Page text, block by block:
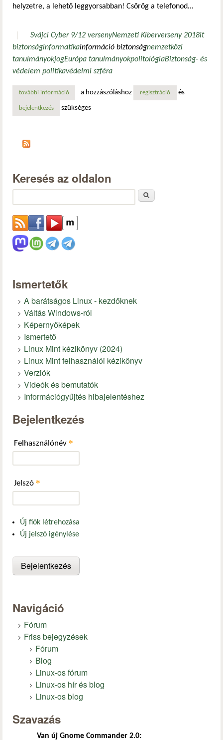
helyzetre, a lehető leggyorsabban! Csörög a telefonod…
Svájci Cyber 9/12 versenyNemzeti Kiberverseny 2018it
biztonságinformatikainformáció biztonságnemzetközi
tanulmányokjogEurópa tanulmányokpolitológiaBiztonság- és
védelem politikavédelmi szféra
további információnemzeti kiberverseny 2018 tartalommal kapcsolatosan
a hozzászóláshoz regisztráció és
bejelentkezés szükséges
Keresés az oldalon
Ismertetők
A barátságos Linux - kezdőknek
Váltás Windows-ról
Képernyőképek
Ismertető
Linux Mint kézikönyv (2024)
Linux Mint felhasználói kézikönyv
Verziók
Videók és bemutatók
Információgyűjtés hibajelentéshez
Bejelentkezés
Felhasználónév *
Jelszó *
Új fiók létrehozása
Új jelszó igénylése
Navigáció
Fórum
Friss bejegyzések
Fórum
Blog
Linux-os fórum
Linux-os hír és blog
Linux-os blog
Szavazás
Van új Gnome Commander 2.0: